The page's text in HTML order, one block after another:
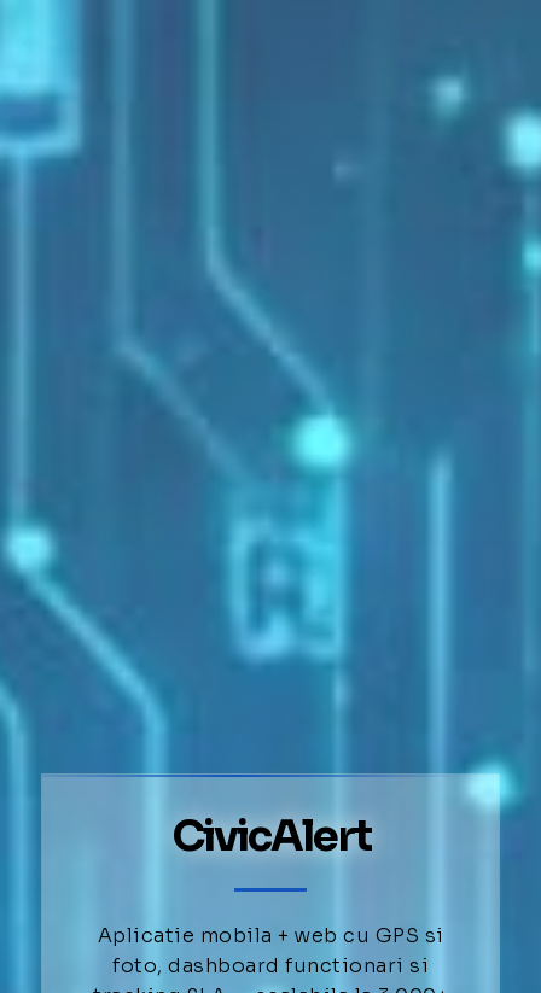
CivicAlert
Aplicatie mobila + web cu GPS si
foto, dashboard functionari si